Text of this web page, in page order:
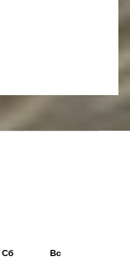
Сб Вс